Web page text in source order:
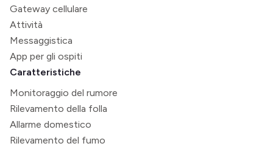
Gateway cellulare
Attività
Messaggistica
App per gli ospiti
Caratteristiche
Monitoraggio del rumore
Rilevamento della folla
Allarme domestico
Rilevamento del fumo